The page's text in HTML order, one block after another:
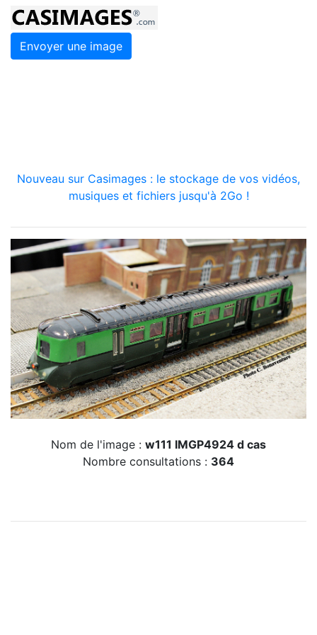
Envoyer une image
Nouveau sur Casimages : le stockage de vos vidéos,
musiques et fichiers jusqu'à 2Go !
Nom de l'image : w111 IMGP4924 d cas
Nombre consultations : 364